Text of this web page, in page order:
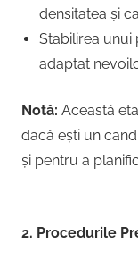
densitatea și
Stabilirea unui
adaptat
Notă: Această
dacă ești un
și pentru a
2. Procedurile